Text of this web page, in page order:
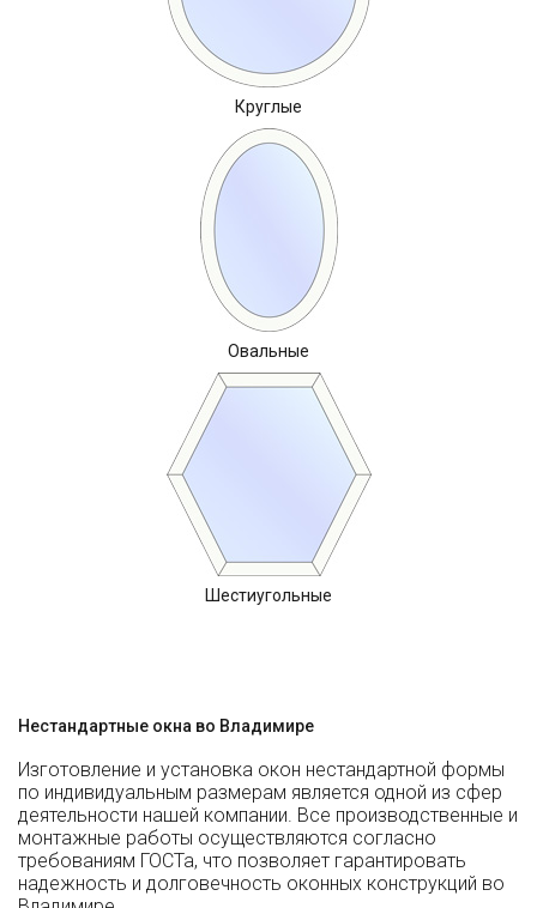
Круглые
Овальные
Шестиугольные
Нестандартные окна во Владимире
Изготовление и установка окон нестандартной формы
по индивидуальным размерам является одной из сфер
деятельности нашей компании. Все производственные и
монтажные работы осуществляются согласно
требованиям ГОСТа, что позволяет гарантировать
надежность и долговечность оконных конструкций во